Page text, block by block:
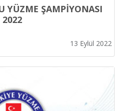
YÜZME ŞAMPİYONASI
2022
13 Eylül 2022